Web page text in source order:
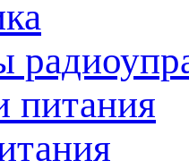
питания